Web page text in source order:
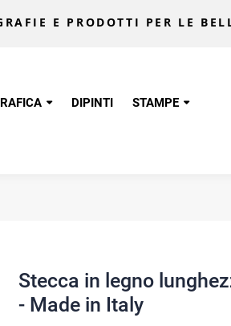
E PRODOTTI PER LE
DIPINTI STAMPE
Stecca in legno
- Made in Italy